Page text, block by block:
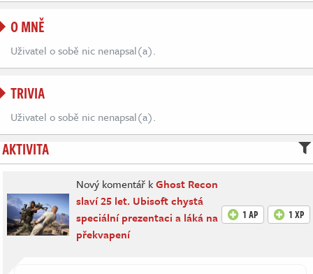
O MNĚ
Uživatel o sobě nic nenapsal(a).
TRIVIA
Uživatel o sobě nic nenapsal(a).
AKTIVITA
Nový komentář kGhost Recon
slaví 25 let. Ubisoft chystá
speciální prezentaci a láká na
překvapení
1 AP 1 XP